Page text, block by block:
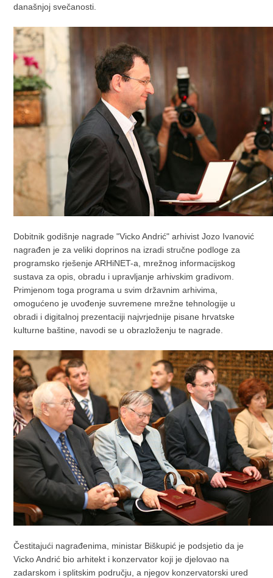
današnjoj svečanosti.
Dobitnik godišnje nagrade "Vicko Andrić" arhivist Jozo Ivanović
nagrađen je za veliki doprinos na izradi stručne podloge za
programsko rješenje ARHiNET-a, mrežnog informacijskog
sustava za opis, obradu i upravljanje arhivskim gradivom.
Primjenom toga programa u svim državnim arhivima,
omogućeno je uvođenje suvremene mrežne tehnologije u
obradi i digitalnoj prezentaciji najvrjednije pisane hrvatske
kulturne baštine, navodi se u obrazloženju te nagrade.
Čestitajući nagrađenima, ministar Biškupić je podsjetio da je
Vicko Andrić bio arhitekt i konzervator koji je djelovao na
zadarskom i splitskim području, a njegov konzervatorski ured